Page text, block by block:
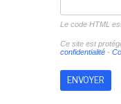
Le code HTML
Ce site est
confidentialité-